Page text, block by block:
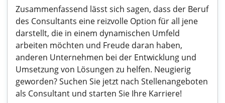
Zusammenfassend lässt sich sagen, dass der Beruf
des Consultants eine reizvolle Option für all jene
darstellt, die in einem dynamischen Umfeld
arbeiten möchten und Freude daran haben,
anderen Unternehmen bei der Entwicklung und
Umsetzung von Lösungen zu helfen. Neugierig
geworden? Suchen Sie jetzt nach Stellenangeboten
als Consultant und starten Sie Ihre Karriere!